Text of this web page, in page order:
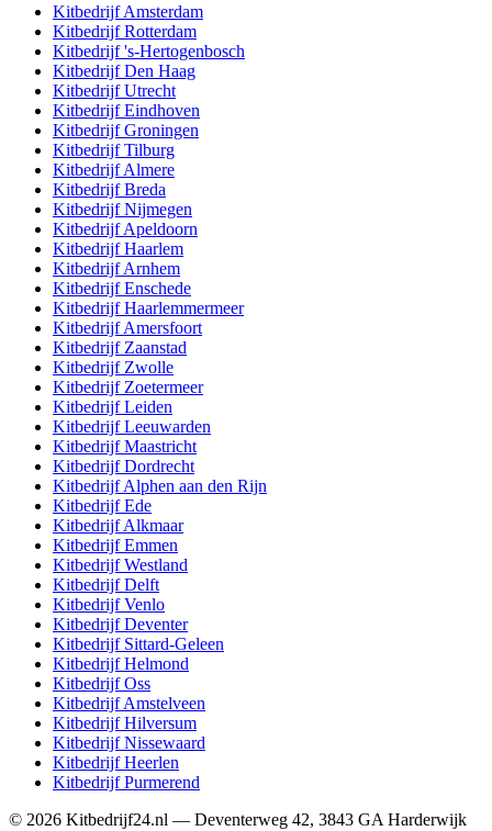
KitbedrijfAmsterdam
KitbedrijfRotterdam
Kitbedrijf's-Hertogenbosch
KitbedrijfDen Haag
KitbedrijfUtrecht
KitbedrijfEindhoven
KitbedrijfGroningen
KitbedrijfTilburg
KitbedrijfAlmere
KitbedrijfBreda
KitbedrijfNijmegen
KitbedrijfApeldoorn
KitbedrijfHaarlem
KitbedrijfArnhem
KitbedrijfEnschede
KitbedrijfHaarlemmermeer
KitbedrijfAmersfoort
Kitbedrijf Zaanstad
Kitbedrijf Zwolle
Kitbedrijf Zoetermeer
KitbedrijfLeiden
KitbedrijfLeeuwarden
KitbedrijfMaastricht
KitbedrijfDordrecht
KitbedrijfAlphen aan den Rijn
KitbedrijfEde
KitbedrijfAlkmaar
KitbedrijfEmmen
KitbedrijfWestland
KitbedrijfDelft
KitbedrijfVenlo
KitbedrijfDeventer
Kitbedrijf Sittard-Geleen
KitbedrijfHelmond
KitbedrijfOss
KitbedrijfAmstelveen
KitbedrijfHilversum
KitbedrijfNissewaard
KitbedrijfHeerlen
KitbedrijfPurmerend
© 2026 Kitbedrijf24.nl — Deventerweg 42, 3843 GA Harderwijk